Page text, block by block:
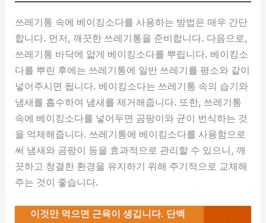
쓰레기통 속에 베이킹소다를 사용하는 방법은 매우 간단
합니다. 먼저, 깨끗한 쓰레기통을 준비합니다. 다음으로,
쓰레기통 바닥에 얇게 베이킹소다를 뿌립니다. 베이킹소
다를 뿌린 후에는 쓰레기통에 일반 쓰레기를 평소와 같이
넣어주시면 됩니다. 베이킹소다는 쓰레기통 속의 습기와
냄새를 흡수하여 냄새를 제거해줍니다. 또한, 쓰레기통
속에 베이킹소다를 넣어두면 곰팡이와 균이 번식하는 것
을 억제해줍니다. 쓰레기통에 베이킹소다를 사용함으로
써 냄새와 곰팡이 등을 효과적으로 관리할 수 있으니, 깨
끗하고 청결한 환경을 유지하기 위해 주기적으로 교체해
주는 것이 좋습니다.
이것만 먹으면 근육이 생깁니다. 단백